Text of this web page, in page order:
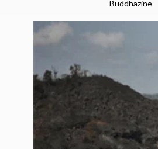
Buddhazine